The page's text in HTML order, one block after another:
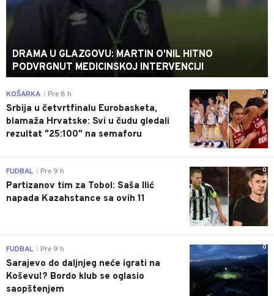
DRAMA U GLAZGOVU: MARTIN O'NIL HITNO
PODVRGNUT MEDICINSKOJ INTERVENCIJI
0
KOŠARKA Pre 8 h
Srbija u četvrtfinalu Eurobasketa,
blamaža Hrvatske: Svi u čudu gledali
rezultat "25:100" na semaforu
0
FUDBAL Pre 9 h
Partizanov tim za Tobol: Saša Ilić
napada Kazahstance sa ovih 11
0
FUDBAL Pre 9 h
Sarajevo do daljnjeg neće igrati na
Koševu!? Bordo klub se oglasio
saopštenjem